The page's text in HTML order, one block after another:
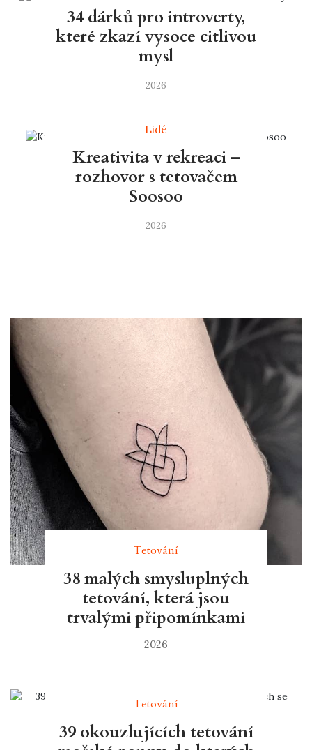
34 dárků pro introverty,
které zkazí vysoce citlivou
mysl
2026
Lidé
Kreativita v rekreaci –
rozhovor s tetovačem
Soosoo
2026
Tetování
38 malých smysluplných
tetování, která jsou
trvalými připomínkami
2026
Tetování
39 okouzlujících tetování